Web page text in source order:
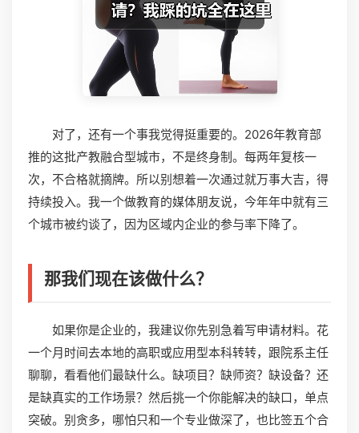
对了，还有一个事我觉得挺重要的。2026年教育部
推的这批产教融合型城市，不是终身制。每两年复核一
次，不合格就摘牌。所以别想着一次通过就万事大吉，得
持续投入。我一个做教育的媒体朋友说，今年年中就有三
个城市被约谈了，因为区域内企业的参与率下降了。
那我们现在该做什么？
如果你是企业的，我建议你先别急着写申请材料。花
一个月时间去本地的高职或应用型本科转转，跟院系主任
聊聊，看看他们最缺什么。缺项目？缺师资？缺设备？还
是缺真实的工作场景？然后挑一个你能解决的缺口，单点
突破。别贪多，哪怕只和一个专业做深了，也比签五个合